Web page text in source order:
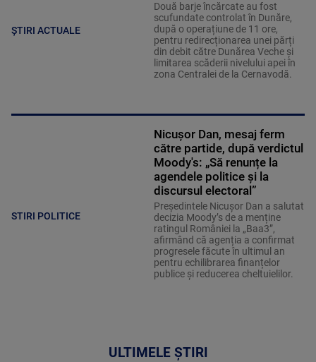
ȘTIRI ACTUALE
Două barje încărcate au fost
scufundate controlat în Dunăre,
după o operațiune de 11 ore,
pentru redirecționarea unei părți
din debit către Dunărea Veche și
limitarea scăderii nivelului apei în
zona Centralei de la Cernavodă.
STIRI POLITICE
Nicușor Dan, mesaj ferm
către partide, după verdictul
Moody's: „Să renunțe la
agendele politice şi la
discursul electoral”
Președintele Nicușor Dan a salutat
decizia Moody’s de a menține
ratingul României la „Baa3”,
afirmând că agenția a confirmat
progresele făcute în ultimul an
pentru echilibrarea finanțelor
publice și reducerea cheltuielilor.
ULTIMELE ȘTIRI